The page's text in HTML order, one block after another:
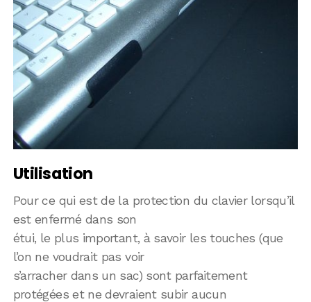
Utilisation
Pour ce qui est de la protection du clavier lorsqu’il
est enfermé dans son
étui, le plus important, à savoir les touches (que
l’on ne voudrait pas voir
s’arracher dans un sac) sont parfaitement
protégées et ne devraient subir aucun